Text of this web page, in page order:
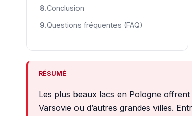
Conclusion
Questions fréquentes (FAQ)
RÉSUMÉ
Les plus beaux lacs en Pologne
Varsovie ou d’autres grandes villes.